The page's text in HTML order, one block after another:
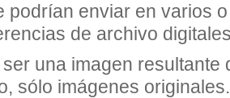
podrían enviar en varios
de archivo
una imagen resultante
sólo imágenes